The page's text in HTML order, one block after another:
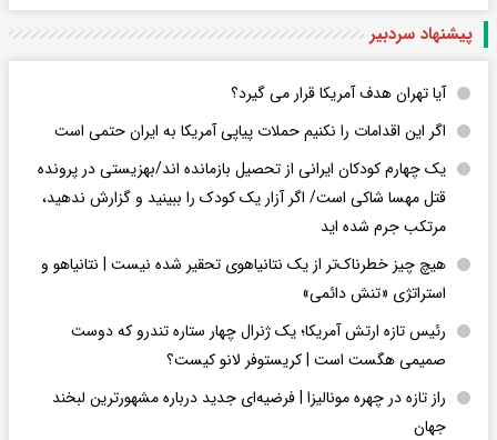
پیشنهاد سردبیر
آیا تهران هدف آمریکا قرار می گیرد؟
اگر این اقدامات را نکنیم حملات پیاپی آمریکا به ایران حتمی است
یک چهارم کودکان ایرانی از تحصیل بازمانده اند/بهزیستی در پرونده
قتل مهسا شاکی است/ اگر آزار یک کودک را ببینید و گزارش ندهید،
مرتکب جرم شده اید
هیچ چیز خطرناک‌تر از یک نتانیاهوی تحقیر شده نیست | نتانیاهو و
استراتژی «تنش دائمی»
رئیس تازه ارتش آمریکا؛ یک ژنرال چهار ستاره تندرو که دوست
صمیمی هگست است | کریستوفر لانو کیست؟
راز تازه در چهره مونالیزا | فرضیه‌ای جدید درباره مشهورترین لبخند
جهان